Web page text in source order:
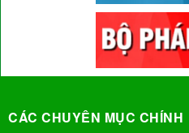
CÁC CHUYÊN MỤC CHÍNH